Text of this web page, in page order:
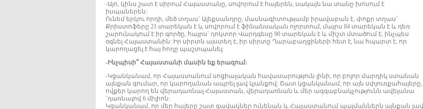
-Այո, կինս շատ է սիրում Հայաստանը, սովորում է հայերեն, սակայն նա տանը խոսում է
իսպաներեն:
Ունեմ երկու որդի, մեծ տղաս` Ալեքսանդրը, մասնագիտությամբ իրավաբան է, փոքր տղաս`
Քրիստոֆերը 21 տարեկան է և սովորում է ֆինանսական ոլորտում, մայրս 84 տարեկան է և դեռ
շարունակում է իր գործը, հայրս` դոկտոր Վարդգեսը 90 տարեկան է և միշտ մտածում է, ինչպես
օգնել Հայաստանին: Իր սիրտն այստեղ է, իր սիրտը Ղարաբաղցիների հետ է, նա հպարտ է, որ
կարողացել է հայ հողը պաշտպանել:
-Ինչպիսի՞ Հայաստանի մասին եք երազում:
-Կցանկանամ, որ Հայաստանում սոցիալական հավասարություն լինի, որ բոլոր մարդիկ ստանան
այնքան գումար, որ կարողանան ապրել լավ կյանքով: Շատ կցանկանամ, որ այն սփյուռքահայերը,
ովքեր կարող են վերադառնալ Հայաստան, վերադառնան և մեր ազգաբնակչությունն ավելանա
`դառնալով 6 միլիոն:
Կցանկանամ, որ մեր հայերը շատ զավակներ ունենան և Հայաստանում պայմաններն այնքան լավ